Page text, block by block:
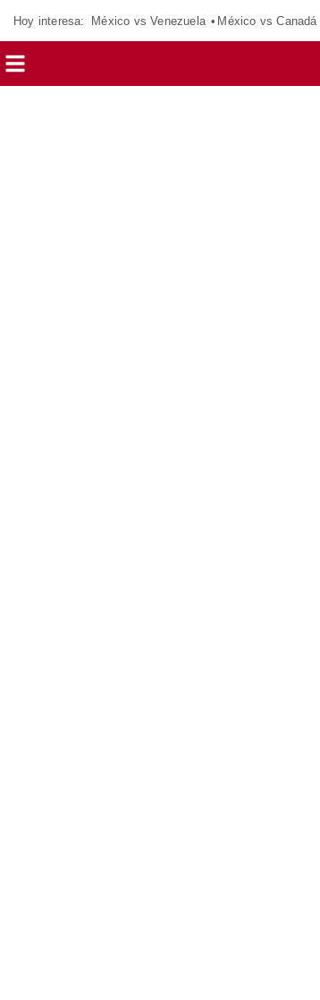
Hoy interesa: México vs Venezuela México vs Canadá